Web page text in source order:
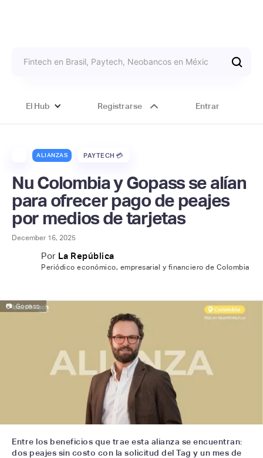
El Hub Registrarse Entrar
ALIANZAS PAYTECH 💳
Nu Colombia y Gopass se alían
para ofrecer pago de peajes
por medios de tarjetas
December 16, 2025
Por La República
Periódico económico, empresarial y financiero de Colombia
📷 Gopass
Entre los beneficios que trae esta alianza se encuentran:
dos peajes sin costo con la solicitud del Tag y un mes de